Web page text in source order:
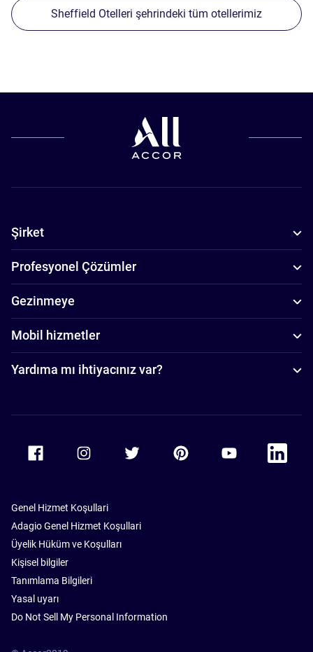
Sheffield Otelleri şehrindeki tüm otellerimiz
Şirket
Profesyonel Çözümler
Gezinmeye
Mobil hizmetler
Yardıma mı ihtiyacınız var?
Accor Facebook Accor TwitterAccor PinterestAccor Youtube
Accor
Genel Hizmet Koşullari
Adagio Genel Hizmet Koşullari
Üyelik Hüküm ve Koşulları
Kişisel bilgiler
Tanımlama Bilgileri
Yasal uyarı
Do Not Sell My Personal Information